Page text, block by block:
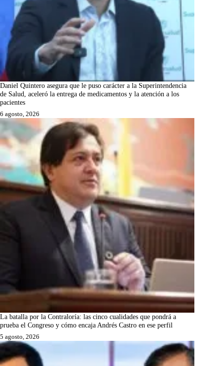
Daniel Quintero asegura que le puso carácter a la Superintendencia
de Salud, aceleró la entrega de medicamentos y la atención a los
pacientes
6 agosto, 2026
La batalla por la Contraloría: las cinco cualidades que pondrá a
prueba el Congreso y cómo encaja Andrés Castro en ese perfil
5 agosto, 2026